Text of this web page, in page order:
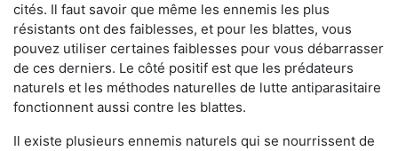
cités. Il faut savoir que même les ennemis les plus
résistants ont des faiblesses, et pour les blattes, vous
pouvez utiliser certaines faiblesses pour vous débarrasser
de ces derniers. Le côté positif est que les prédateurs
naturels et les méthodes naturelles de lutte antiparasitaire
fonctionnent aussi contre les blattes.
Il existe plusieurs ennemis naturels qui se nourrissent de